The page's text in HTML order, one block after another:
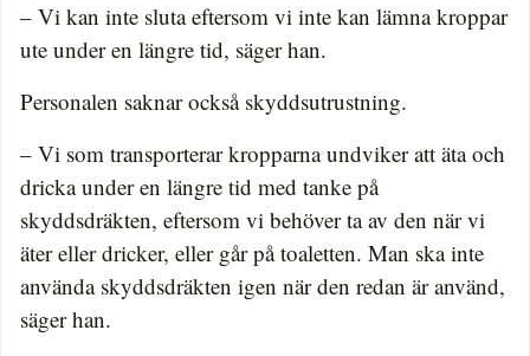
– Vi kan inte sluta eftersom vi inte kan lämna kroppar
ute under en längre tid, säger han.
Personalen saknar också skyddsutrustning.
– Vi som transporterar kropparna undviker att äta och
dricka under en längre tid med tanke på
skyddsdräkten, eftersom vi behöver ta av den när vi
äter eller dricker, eller går på toaletten. Man ska inte
använda skyddsdräkten igen när den redan är använd,
säger han.